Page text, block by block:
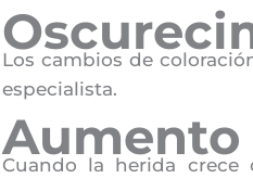
Los cambios de
especialista.
Aumento
Cuando la herida